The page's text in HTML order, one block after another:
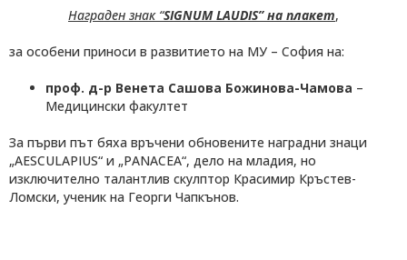
Награден знак “SIGNUM LAUDIS” на плакет,
за особени приноси в развитието на МУ – София на:
проф. д-р Венета Сашова Божинова-Чамова –
Медицински факултет
За първи път бяха връчени обновените наградни знаци
„AESCULAPIUS“ и „PANACEA“, дело на младия, но
изключително талантлив скулптор Красимир Кръстев-
Ломски, ученик на Георги Чапкънов.